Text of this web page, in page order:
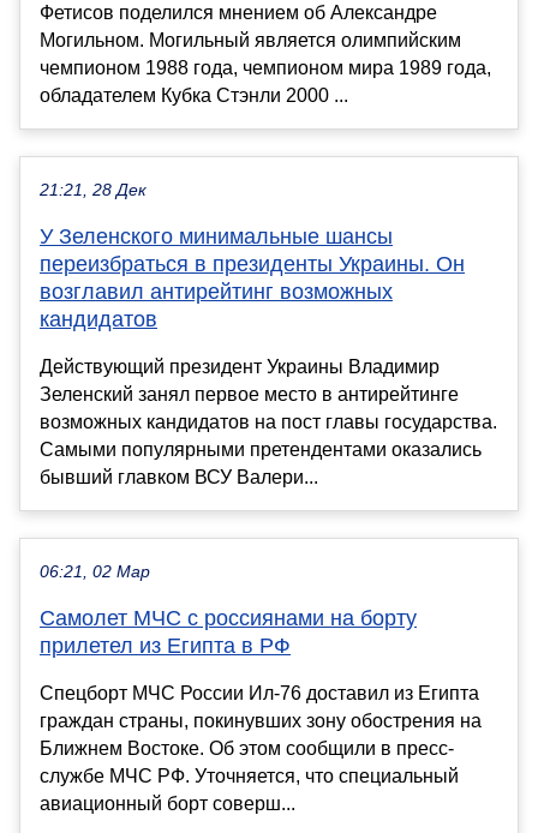
Фетисов поделился мнением об Александре
Могильном. Могильный является олимпийским
чемпионом 1988 года, чемпионом мира 1989 года,
обладателем Кубка Стэнли 2000 ...
21:21, 28 Дек
У Зеленского минимальные шансы
переизбраться в президенты Украины. Он
возглавил антирейтинг возможных
кандидатов
Действующий президент Украины Владимир
Зеленский занял первое место в антирейтинге
возможных кандидатов на пост главы государства.
Самыми популярными претендентами оказались
бывший главком ВСУ Валери...
06:21, 02 Мар
Самолет МЧС с россиянами на борту
прилетел из Египта в РФ
Спецборт МЧС России Ил-76 доставил из Египта
граждан страны, покинувших зону обострения на
Ближнем Востоке. Об этом сообщили в пресс-
службе МЧС РФ. Уточняется, что специальный
авиационный борт соверш...